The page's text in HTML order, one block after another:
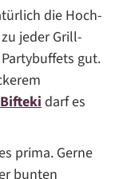
die Hoch-
jeder Grill-
gut.
Biftekidarf es
prima. Gerne
bunten